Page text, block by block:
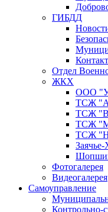
ГИБДД
Отдел
ЖКХ
ООО
ТСЖ
ТСЖ
ТСЖ
ТСЖ
Фотогалерея
Видеогалерея
Самоуправление
Контрольно-